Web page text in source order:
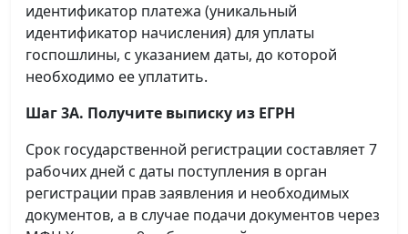
идентификатор платежа (уникальный
идентификатор начисления) для уплаты
госпошлины, с указанием даты, до которой
необходимо ее уплатить.
Шаг 3А. Получите выписку из ЕГРН
Срок государственной регистрации составляет 7
рабочих дней с даты поступления в орган
регистрации прав заявления и необходимых
документов, а в случае подачи документов через